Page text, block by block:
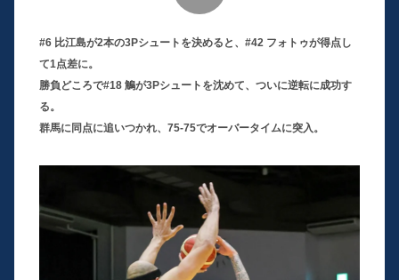
#6 比江島が2本の3Pシュートを決めると、#42 フォトゥが得点し
て1点差に。
勝負どころで#18 鵤が3Pシュートを沈めて、ついに逆転に成功す
る。
群馬に同点に追いつかれ、75-75でオーバータイムに突入。